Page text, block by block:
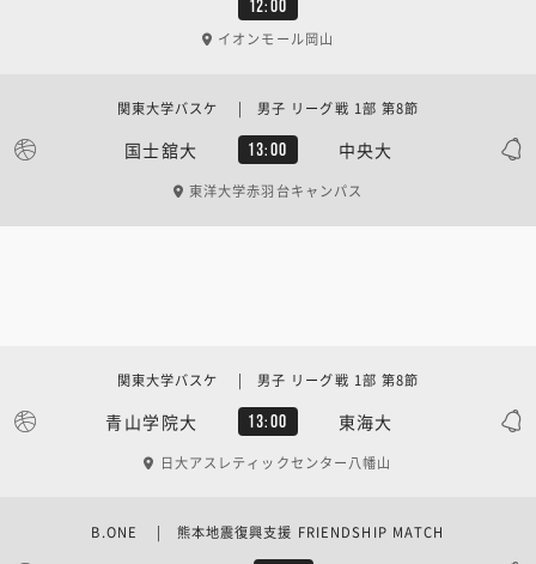
12:00
イオンモール岡山
国士舘大 13:00 中央大
関東大学バスケ | 男子 リーグ戦 1部 第8節
東洋大学赤羽台キャンパス
青山学院大 13:00 東海大
関東大学バスケ | 男子 リーグ戦 1部 第8節
日大アスレティックセンター八幡山
B.ONE | 熊本地震復興支援 FRIENDSHIP MATCH